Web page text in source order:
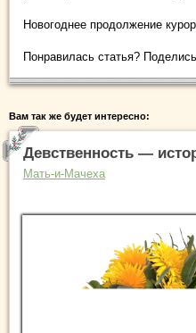
Новогоднее продолжение
Понравилась статья?
Вам так же будет интересно:
Девственность —
Мать-и-Мачеха